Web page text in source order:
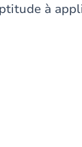
à